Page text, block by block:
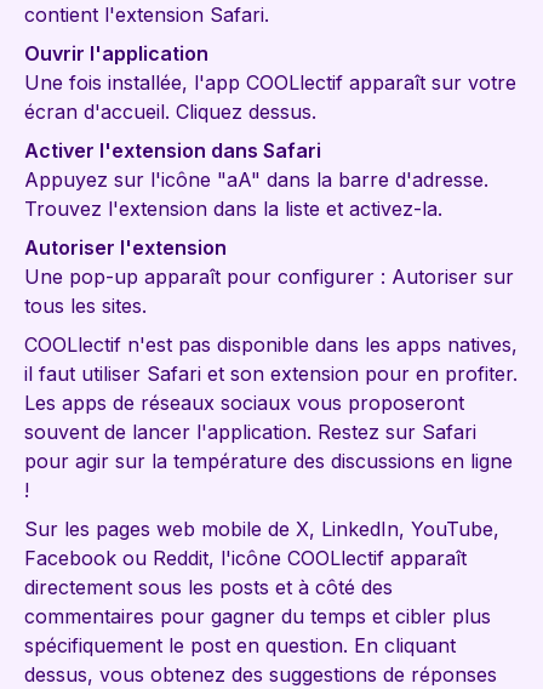
contient l'extension Safari.
Ouvrir l'application
Une fois installée, l'app COOLlectif apparaît sur votre
écran d'accueil. Cliquez dessus.
Activer l'extension dans Safari
Appuyez sur l'icône "aA" dans la barre d'adresse.
Trouvez l'extension dans la liste et activez-la.
Autoriser l'extension
Une pop-up apparaît pour configurer : Autoriser sur
tous les sites.
COOLlectif n'est pas disponible dans les apps natives,
il faut utiliser Safari et son extension pour en profiter.
Les apps de réseaux sociaux vous proposeront
souvent de lancer l'application. Restez sur Safari
pour agir sur la température des discussions en ligne
!
Sur les pages web mobile de X, LinkedIn, YouTube,
Facebook ou Reddit, l'icône COOLlectif apparaît
directement sous les posts et à côté des
commentaires pour gagner du temps et cibler plus
spécifiquement le post en question. En cliquant
dessus, vous obtenez des suggestions de réponses